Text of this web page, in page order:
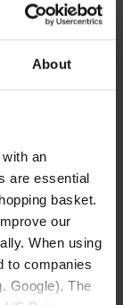
About
an
are essential
basket.
our
When using
to companies
Google). The
bij
Kerstmis, of
en
ook
onder
voert u